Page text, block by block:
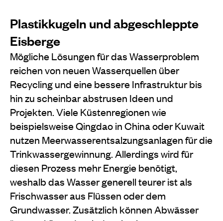
Plastikkugeln und abgeschleppte
Eisberge
Mögliche Lösungen für das Wasserproblem
reichen von neuen Wasserquellen über
Recycling und eine bessere Infrastruktur bis
hin zu scheinbar abstrusen Ideen und
Projekten. Viele Küstenregionen wie
beispielsweise Qingdao in China oder Kuwait
nutzen Meerwasserentsalzungsanlagen für die
Trinkwassergewinnung. Allerdings wird für
diesen Prozess mehr Energie benötigt,
weshalb das Wasser generell teurer ist als
Frischwasser aus Flüssen oder dem
Grundwasser. Zusätzlich können Abwässer